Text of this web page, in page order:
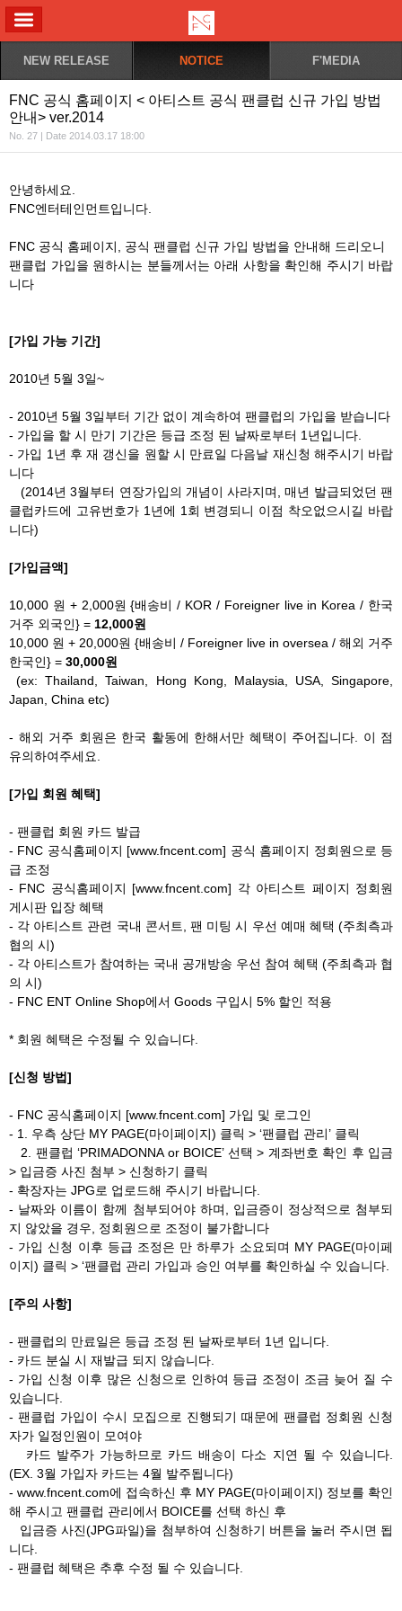
NEW RELEASE NOTICE F'MEDIA
FNC 공식 홈페이지 < 아티스트 공식 팬클럽 신규 가입 방법
안내> ver.2014
No. 27 | Date 2014.03.17 18:00
안녕하세요.
FNC엔터테인먼트입니다.
FNC 공식 홈페이지, 공식 팬클럽 신규 가입 방법을 안내해 드리오니
팬클럽 가입을 원하시는 분들께서는 아래 사항을 확인해 주시기 바랍
니다
[가입 가능 기간]
2010년 5월 3일~
- 2010년 5월 3일부터 기간 없이 계속하여 팬클럽의 가입을 받습니다
- 가입을 할 시 만기 기간은 등급 조정 된 날짜로부터 1년입니다.
- 가입 1년 후 재 갱신을 원할 시 만료일 다음날 재신청 해주시기 바랍
니다
(2014년 3월부터 연장가입의 개념이 사라지며, 매년 발급되었던 팬
클럽카드에 고유번호가 1년에 1회 변경되니 이점 착오없으시길 바랍
니다)
[가입금액]
10,000 원 + 2,000원 {배송비 / KOR / Foreigner live in Korea / 한국
거주 외국인} = 12,000원
10,000 원 + 20,000원 {배송비 / Foreigner live in oversea / 해외 거주
한국인} = 30,000원
(ex: Thailand, Taiwan, Hong Kong, Malaysia, USA, Singapore,
Japan, China etc)
- 해외 거주 회원은 한국 활동에 한해서만 혜택이 주어집니다. 이 점
유의하여주세요.
[가입 회원 혜택]
- 팬클럽 회원 카드 발급
- FNC 공식홈페이지 [www.fncent.com] 공식 홈페이지 정회원으로 등
급 조정
- FNC 공식홈페이지 [www.fncent.com] 각 아티스트 페이지 정회원
게시판 입장 혜택
- 각 아티스트 관련 국내 콘서트, 팬 미팅 시 우선 예매 혜택 (주최측과
협의 시)
- 각 아티스트가 참여하는 국내 공개방송 우선 참여 혜택 (주최측과 협
의 시)
- FNC ENT Online Shop에서 Goods 구입시 5% 할인 적용
* 회원 혜택은 수정될 수 있습니다.
[신청 방법]
- FNC 공식홈페이지 [www.fncent.com] 가입 및 로그인
- 1. 우측 상단 MY PAGE(마이페이지) 클릭 > ‘팬클럽 관리’ 클릭
2. 팬클럽 ‘PRIMADONNA or BOICE’ 선택 > 계좌번호 확인 후 입금
> 입금증 사진 첨부 > 신청하기 클릭
- 확장자는 JPG로 업로드해 주시기 바랍니다.
- 날짜와 이름이 함께 첨부되어야 하며, 입금증이 정상적으로 첨부되
지 않았을 경우, 정회원으로 조정이 불가합니다
- 가입 신청 이후 등급 조정은 만 하루가 소요되며 MY PAGE(마이페
이지) 클릭 > ‘팬클럽 관리 가입과 승인 여부를 확인하실 수 있습니다.
[주의 사항]
- 팬클럽의 만료일은 등급 조정 된 날짜로부터 1년 입니다.
- 카드 분실 시 재발급 되지 않습니다.
- 가입 신청 이후 많은 신청으로 인하여 등급 조정이 조금 늦어 질 수
있습니다.
- 팬클럽 가입이 수시 모집으로 진행되기 때문에 팬클럽 정회원 신청
자가 일정인원이 모여야
카드 발주가 가능하므로 카드 배송이 다소 지연 될 수 있습니다.
(EX. 3월 가입자 카드는 4월 발주됩니다)
- www.fncent.com에 접속하신 후 MY PAGE(마이페이지) 정보를 확인
해 주시고 팬클럽 관리에서 BOICE를 선택 하신 후
입금증 사진(JPG파일)을 첨부하여 신청하기 버튼을 눌러 주시면 됩
니다.
- 팬클럽 혜택은 추후 수정 될 수 있습니다.